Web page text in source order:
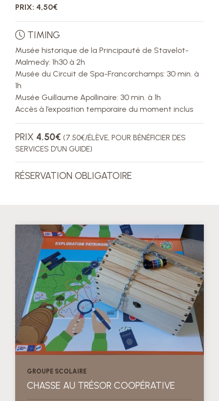
PRIX: 4,50€
TIMING
Musée historique de la Principauté de Stavelot-
Malmedy: 1h30 à 2h
Musée du Circuit de Spa-Francorchamps: 30 min. à
1h
Musée Guillaume Apollinaire: 30 min. à 1h
Accès à l’exposition temporaire du moment inclus
PRIX 4.50€ (7.50€/ÉLÈVE, POUR BÉNÉFICIER DES
SERVICES D'UN GUIDE)
RÉSERVATION OBLIGATOIRE
GROUPE SCOLAIRE
CHASSE AU TRÉSOR COOPÉRATIVE